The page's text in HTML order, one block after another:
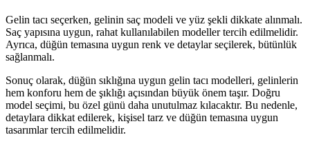
Gelin tacı seçerken, gelinin saç modeli ve yüz şekli dikkate alınmalı.
Saç yapısına uygun, rahat kullanılabilen modeller tercih edilmelidir.
Ayrıca, düğün temasına uygun renk ve detaylar seçilerek, bütünlük
sağlanmalı.
Sonuç olarak, düğün sıklığına uygun gelin tacı modelleri, gelinlerin
hem konforu hem de şıklığı açısından büyük önem taşır. Doğru
model seçimi, bu özel günü daha unutulmaz kılacaktır. Bu nedenle,
detaylara dikkat edilerek, kişisel tarz ve düğün temasına uygun
tasarımlar tercih edilmelidir.